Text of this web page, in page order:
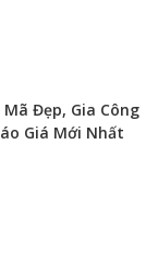
Đẹp, Gia Công
Giá Mới Nhất